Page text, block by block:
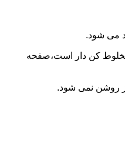
می شود.
کن دار است،صفحه